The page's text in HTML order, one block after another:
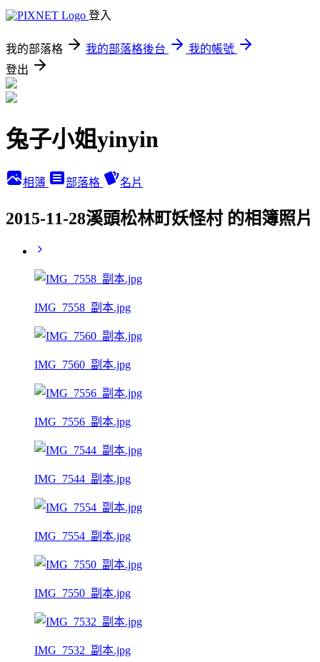
登入
我的部落格 我的部落格後台
我的帳號
登出
兔子小姐yinyin
相簿 部落格 名片
2015-11-28溪頭松林町妖怪村 的相簿照片
IMG_7558_副本.jpg
IMG_7560_副本.jpg
IMG_7556_副本.jpg
IMG_7544_副本.jpg
IMG_7554_副本.jpg
IMG_7550_副本.jpg
IMG_7532_副本.jpg